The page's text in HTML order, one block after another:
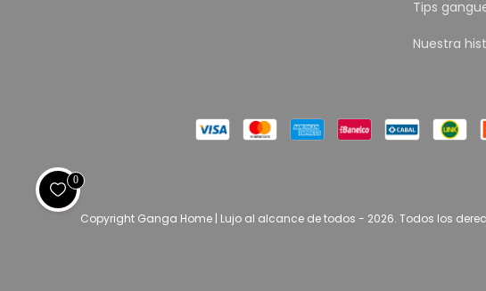
Tips
Nuestra
Copyright Ganga Home | Lujo al alcance de todos - 2026. Todos los
0